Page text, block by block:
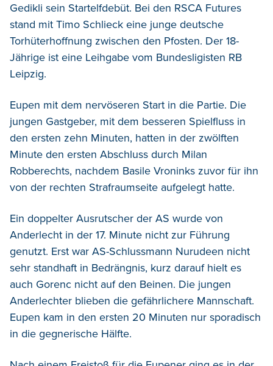
Gedikli sein Startelfdebüt. Bei den RSCA Futures
stand mit Timo Schlieck eine junge deutsche
Torhüterhoffnung zwischen den Pfosten. Der 18-
Jährige ist eine Leihgabe vom Bundesligisten RB
Leipzig.
Eupen mit dem nervöseren Start in die Partie. Die
jungen Gastgeber, mit dem besseren Spielfluss in
den ersten zehn Minuten, hatten in der zwölften
Minute den ersten Abschluss durch Milan
Robberechts, nachdem Basile Vroninks zuvor für ihn
von der rechten Strafraumseite aufgelegt hatte.
Ein doppelter Ausrutscher der AS wurde von
Anderlecht in der 17. Minute nicht zur Führung
genutzt. Erst war AS-Schlussmann Nurudeen nicht
sehr standhaft in Bedrängnis, kurz darauf hielt es
auch Gorenc nicht auf den Beinen. Die jungen
Anderlechter blieben die gefährlichere Mannschaft.
Eupen kam in den ersten 20 Minuten nur sporadisch
in die gegnerische Hälfte.